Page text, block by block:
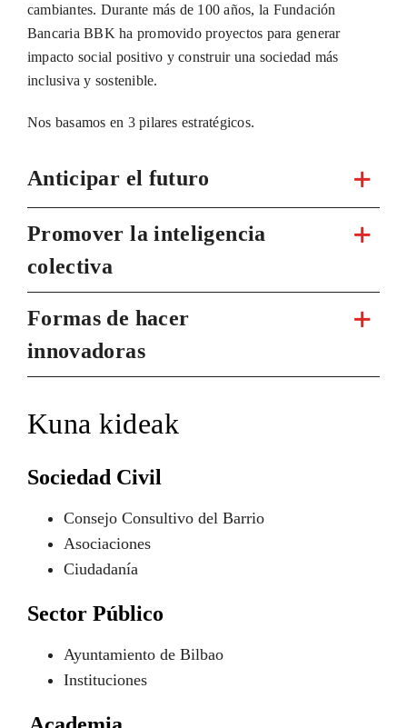
cambiantes. Durante más de 100 años, la Fundación
Bancaria BBK ha promovido proyectos para generar
impacto social positivo y construir una sociedad más
inclusiva y sostenible.
Nos basamos en 3 pilares estratégicos.
Anticipar el futuro
Promover la inteligencia
colectiva
Formas de hacer
innovadoras
Kuna kideak
Sociedad Civil
Consejo Consultivo del Barrio
Asociaciones
Ciudadanía
Sector Público
Ayuntamiento de Bilbao
Instituciones